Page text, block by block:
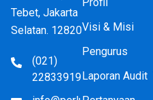
Tebet, Jakarta
Selatan. 12820
(021)
22833919
Visi & Misi
Pengurus
Laporan Audit